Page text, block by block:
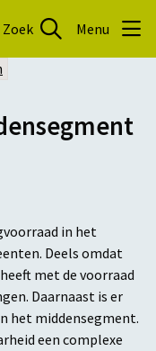
Zoek Menu
in het
Deels omdat
met de voorraad
Daarnaast is er
het middensegment.
een complexe